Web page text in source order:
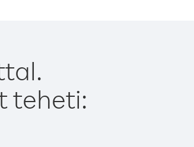
teheti: